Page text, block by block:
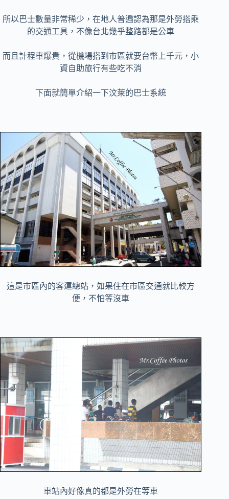
所以巴士數量非常稀少，在地人普遍認為那是外勞搭乘
的交通工具，不像台北幾乎整路都是公車
而且計程車爆貴，從機場搭到市區就要台幣上千元，小
資自助旅行有些吃不消
下面就簡單介紹一下汶萊的巴士系統
這是市區內的客運總站，如果住在市區交通就比較方
便，不怕等沒車
車站內好像真的都是外勞在等車